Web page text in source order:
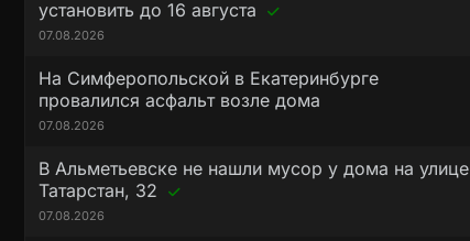
установить до 16 августа
07.08.2026
На Симферопольской в Екатеринбурге
провалился асфальт возле дома
07.08.2026
В Альметьевске не нашли мусор у дома на улице
Татарстан, 32
07.08.2026